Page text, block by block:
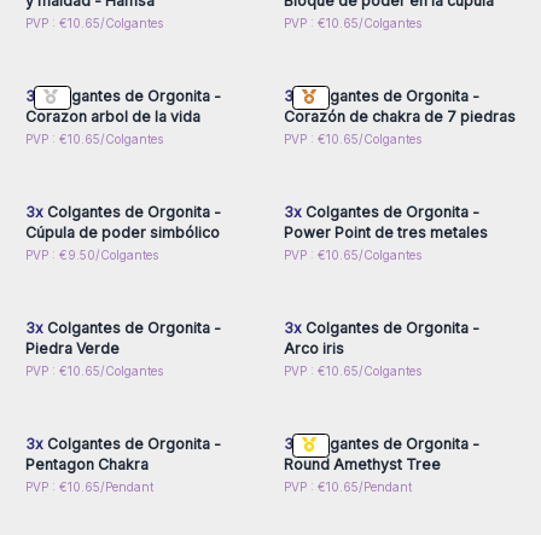
solo para fines ilustrativos.
PVP : €10.65/Colgantes PVP : €10.65/Colgantes
Inicie sesión o regístrese
3x Colgantes de Orgonita -
Corazon arbol de la vida
PVP : €10.65/Colgantes
Inicie sesión o regístrese
3x Colgantes de Orgonita -
Corazón de chakra de 7 piedras
PVP : €10.65/Colgantes
Inicie sesión o regístrese
3xColgantes de Orgonita -
Cúpula de poder simbólico
PVP : €9.50/Colgantes
Inicie sesión o regístrese
3xColgantes de Orgonita -
Power Point de tres metales
PVP : €10.65/Colgantes
Inicie sesión o regístrese
3xColgantes de Orgonita -
Piedra Verde
PVP : €10.65/Colgantes
Inicie sesión o regístrese
3xColgantes de Orgonita -
Arco iris
PVP : €10.65/Colgantes
Inicie sesión o regístrese
3xColgantes de Orgonita -
Pentagon Chakra
PVP : €10.65/Pendant
Inicie sesión o regístrese
3x Colgantes de Orgonita -
Round Amethyst Tree
PVP : €10.65/Pendant
Inicie sesión o regístrese